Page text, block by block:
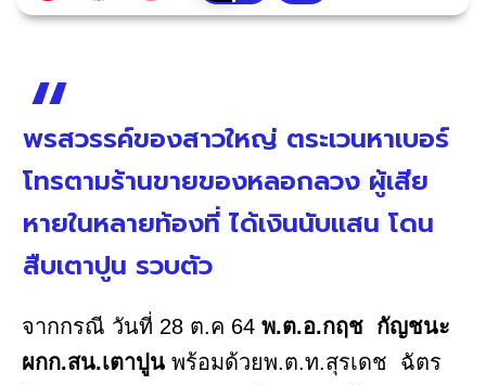
พรสวรรค์ของสาวใหญ่ ตระเวนหาเบอร์
โทรตามร้านขายของหลอกลวง ผู้เสีย
หายในหลายท้องที่ ได้เงินนับแสน โดน
สืบเตาปูน รวบตัว
จากกรณี วันที่ 28 ต.ค 64 พ.ต.อ.กฤช กัญชนะ
ผกก.สน.เตาปูน พร้อมด้วยพ.ต.ท.สุรเดช ฉัตร